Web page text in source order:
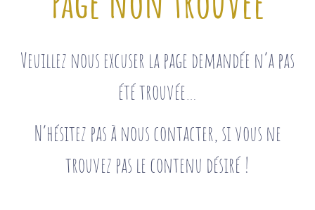
Veuillez nous excuser la page demandée n’a pas
été trouvée…
N’hésitez pas à nous contacter, si vous ne
trouvez pas le contenu désiré !